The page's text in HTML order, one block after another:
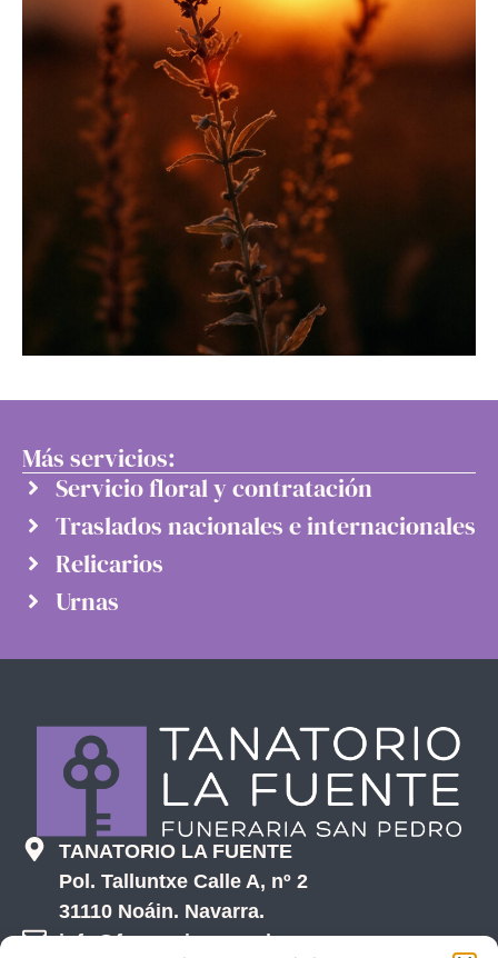
Más servicios:
Servicio floral y contratación
Traslados nacionales e internacionales
Relicarios
Urnas
TANATORIO LA FUENTE
Pol. Talluntxe Calle A, nº 2
31110 Noáin. Navarra.
info@funerariasanpedronavarra.com